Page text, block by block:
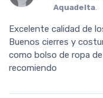
Aquadelta.
Excelente calidad de
Buenos cierres y
como bolso de ropa
recomiendo